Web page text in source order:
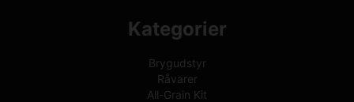
Kategorier
Brygudstyr
Råvarer
All-Grain Kit